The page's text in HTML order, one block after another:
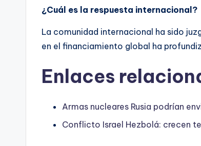
¿Cuál es la respuesta internacional?
La comunidad internacional ha sido
en el financiamiento global ha
Enlaces
Armas nucleares Rusia podrían
Conflicto Israel Hezbolá: crecen